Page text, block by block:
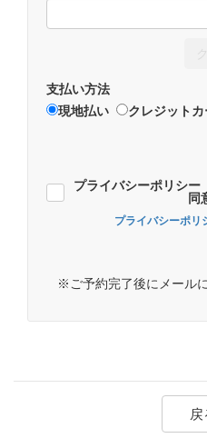
支払い方法
現地払い
クレジット
プライバシーポリシー
同
プライバシーポリ
※ご予約完了後にメール
戻